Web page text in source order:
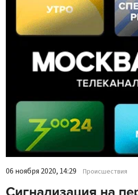
06 ноября 2020, 14:29 Происшествия